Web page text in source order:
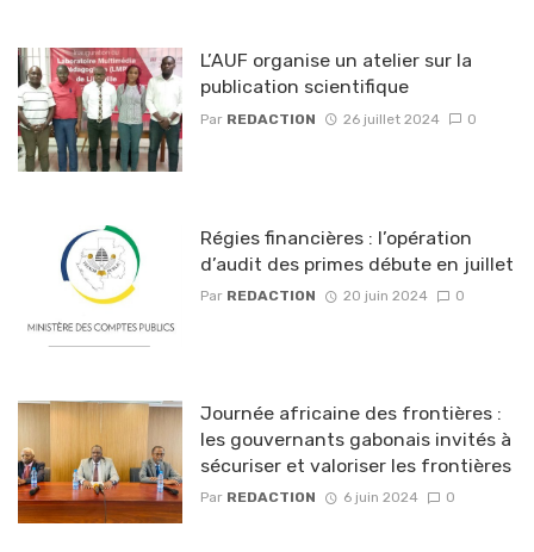
L’AUF organise un atelier sur la
publication scientifique
Par REDACTION 26 juillet 2024 0
Régies financières : l’opération
d’audit des primes débute en juillet
Par REDACTION 20 juin 2024 0
Journée africaine des frontières :
les gouvernants gabonais invités à
sécuriser et valoriser les frontières
Par REDACTION 6 juin 2024 0